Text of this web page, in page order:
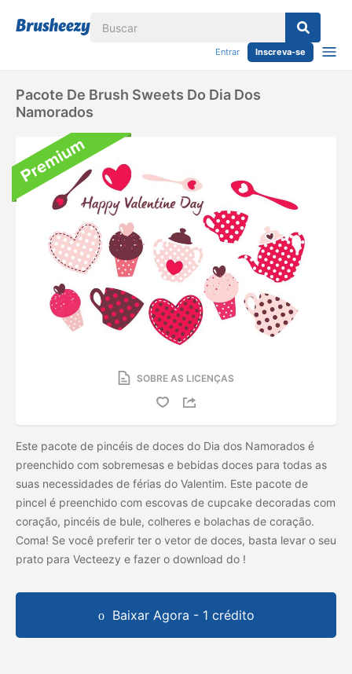
Entrar Inscreva-se
Pacote De Brush Sweets Do Dia Dos
Namorados
SOBRE AS LICENÇAS
Este pacote de pincéis de doces do Dia dos Namorados é
preenchido com sobremesas e bebidas doces para todas as
suas necessidades de férias do Valentim. Este pacote de
pincel é preenchido com escovas de cupcake decoradas com
coração, pincéis de bule, colheres e bolachas de coração.
Coma! Se você preferir ter o vetor de doces, basta levar o seu
prato para Vecteezy e fazer o download do !
Baixar Agora - 1 crédito